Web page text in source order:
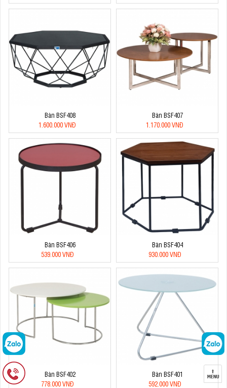
Bàn BSF408
1.600.000 VNĐ
Bàn BSF407
1.170.000 VNĐ
Bàn BSF406
539.000 VNĐ
Bàn BSF404
930.000 VNĐ
Bàn BSF402
778.000 VNĐ
Bàn BSF401
592.000 VNĐ